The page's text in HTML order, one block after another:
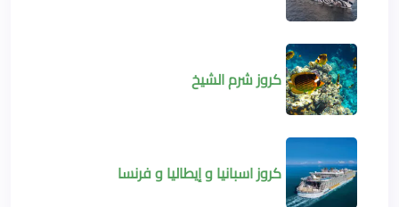
كروز شرم الشيخ
كروز اسبانيا و إيطاليا و فرنسا